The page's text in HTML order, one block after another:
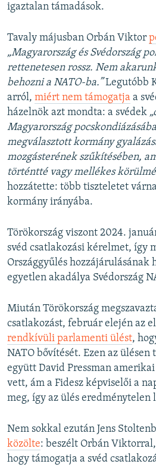
igaztalan támadások.
Tavaly májusban Orbán Viktor
„Magyarország és Svédország
rettenetesen rossz. Nem
behozni a NATO-ba.”Legutóbb
arról, miért nem támogatja a
házelnök azt mondta: a svédek
Magyarország
megválasztott kormány
mozgásterének szűkítésében,
történtté vagy mellékes
hozzátette: több tiszteletet
kormány irányába.
Törökország viszont 2024.
svéd csatlakozási kérelmet, így
Országgyűlés hozzájárulásának
egyetlen akadálya Svédország
Miután Törökország
csatlakozást, február elején az
rendkívüli parlamenti ülést,
NATO bővítését. Ezen az
együtt David Pressman
vett, ám a Fidesz képviselői a
meg, így az ülés eredménytelen
Nem sokkal ezután Jens
közölte: beszélt Orbán
hogy támogatja a svéd